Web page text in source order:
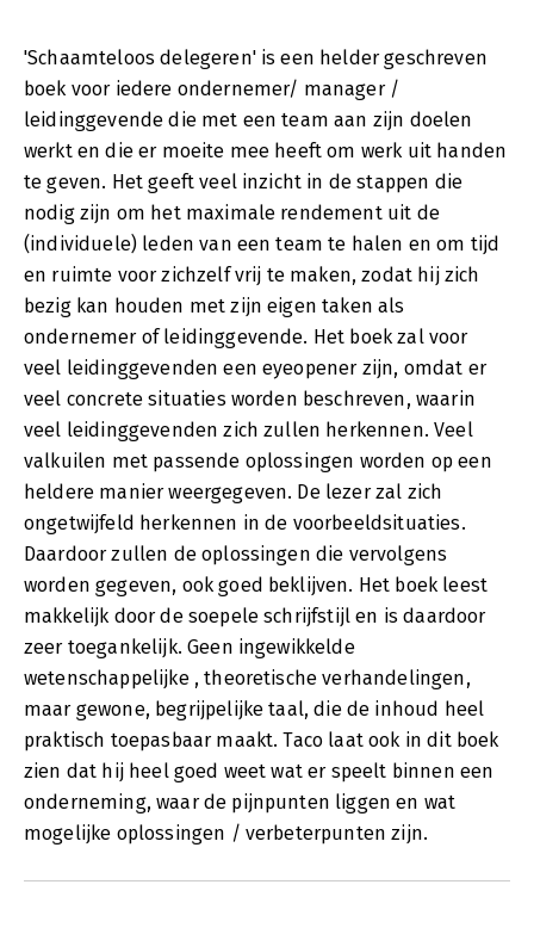
'Schaamteloos delegeren' is een helder geschreven
boek voor iedere ondernemer/ manager /
leidinggevende die met een team aan zijn doelen
werkt en die er moeite mee heeft om werk uit handen
te geven. Het geeft veel inzicht in de stappen die
nodig zijn om het maximale rendement uit de
(individuele) leden van een team te halen en om tijd
en ruimte voor zichzelf vrij te maken, zodat hij zich
bezig kan houden met zijn eigen taken als
ondernemer of leidinggevende. Het boek zal voor
veel leidinggevenden een eyeopener zijn, omdat er
veel concrete situaties worden beschreven, waarin
veel leidinggevenden zich zullen herkennen. Veel
valkuilen met passende oplossingen worden op een
heldere manier weergegeven. De lezer zal zich
ongetwijfeld herkennen in de voorbeeldsituaties.
Daardoor zullen de oplossingen die vervolgens
worden gegeven, ook goed beklijven. Het boek leest
makkelijk door de soepele schrijfstijl en is daardoor
zeer toegankelijk. Geen ingewikkelde
wetenschappelijke , theoretische verhandelingen,
maar gewone, begrijpelijke taal, die de inhoud heel
praktisch toepasbaar maakt. Taco laat ook in dit boek
zien dat hij heel goed weet wat er speelt binnen een
onderneming, waar de pijnpunten liggen en wat
mogelijke oplossingen / verbeterpunten zijn.